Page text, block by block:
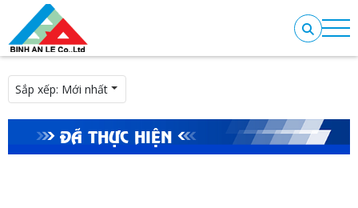
Sắp xếp: Mới nhất
ĐÃ THỰC HIỆN